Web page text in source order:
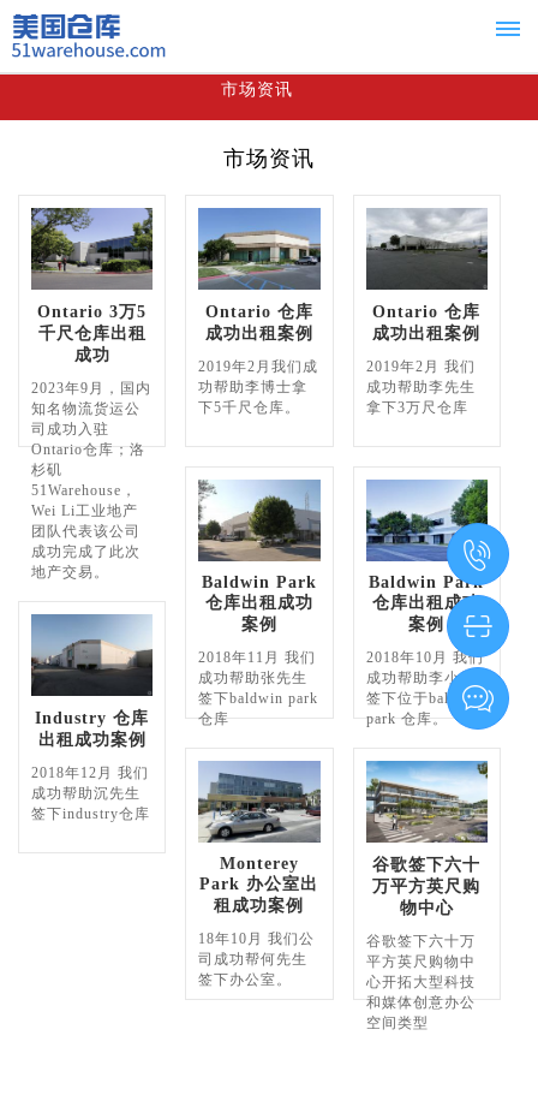
首页
资
料
市场资
Market
Inquiry
市场资讯
市场资讯
Ontario 3万5
千尺仓库出租
成功
2023年9月，国内
知名物流货运公
司成功入驻
Ontario仓库；洛
杉矶
51Warehouse，
Wei Li工业地产
团队代表该公司
成功完成了此次
地产交易。
Ontario 仓库
成功出租案例
2019年2月我们成
功帮助李博士拿
下5千尺仓库。
Ontario 仓库
成功出租案例
2019年2月 我们
成功帮助李先生
拿下3万尺仓库
Baldwin Park
仓库出租成功
案例
2018年11月 我们
成功帮助张先生
签下baldwin park
仓库
Baldwin Park
仓库出租成功
案例
2018年10月 我们
成功帮助李小姐
签下位于baldwin
park 仓库。
Industry 仓库
出租成功案例
2018年12月 我们
成功帮助沉先生
签下industry仓库
Monterey
Park 办公室出
租成功案例
18年10月 我们公
司成功帮何先生
签下办公室。
谷歌签下六十
万平方英尺购
物中心
谷歌签下六十万
平方英尺购物中
心开拓大型科技
和媒体创意办公
空间类型